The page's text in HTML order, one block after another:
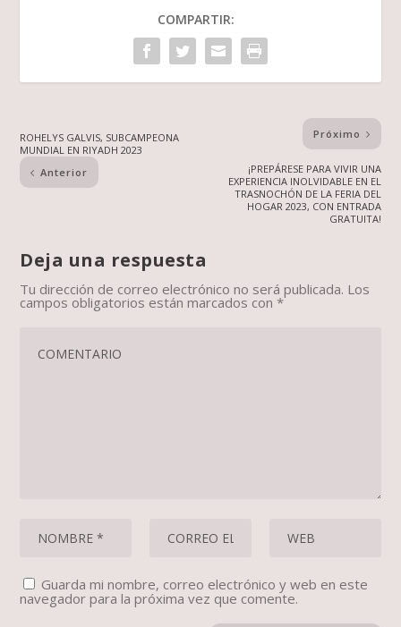
COMPARTIR:
ROHELYS GALVIS, SUBCAMPEONA
MUNDIAL EN RIYADH 2023
Anterior
Próximo
¡PREPÁRESE PARA VIVIR UNA
EXPERIENCIA INOLVIDABLE EN EL
TRASNOCHÓN DE LA FERIA DEL
HOGAR 2023, CON ENTRADA
GRATUITA!
Deja una respuesta
Tu dirección de correo electrónico no será publicada. Los
campos obligatorios están marcados con*
Guarda mi nombre, correo electrónico y web en este
navegador para la próxima vez que comente.